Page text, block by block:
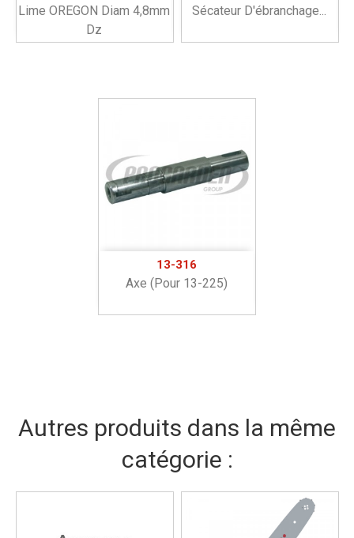
Lime OREGON Diam 4,8mm
Dz
Sécateur D'ébranchage...
13-316
Axe (pour 13-225)
Autres produits dans la même
catégorie :